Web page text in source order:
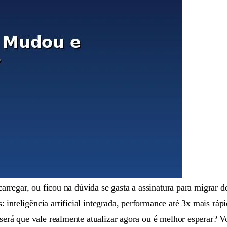
ou ficou na dúvida se gasta a assinatura para migrar
inteligência artificial integrada, performance até 3x mais
que vale realmente atualizar agora ou é melhor esperar?